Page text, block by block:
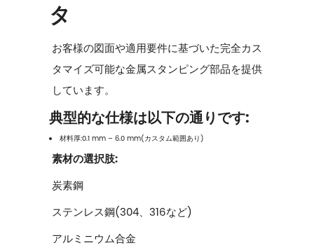
タ
お客様の図面や適用要件に基づいた完全カス
タマイズ可能な金属スタンピング部品を提供
しています。
典型的な仕様は以下の通りです:
材料厚:0.1 mm – 6.0 mm(カスタム範囲あり)
素材の選択肢:
炭素鋼
ステンレス鋼(304、316など)
アルミニウム合金